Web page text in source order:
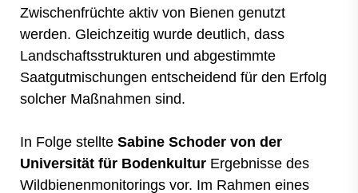
Zwischenfrüchte aktiv von Bienen genutzt
werden. Gleichzeitig wurde deutlich, dass
Landschaftsstrukturen und abgestimmte
Saatgutmischungen entscheidend für den Erfolg
solcher Maßnahmen sind.
In Folge stellte Sabine Schoder von der
Universität für Bodenkultur Ergebnisse des
Wildbienenmonitorings vor. Im Rahmen eines